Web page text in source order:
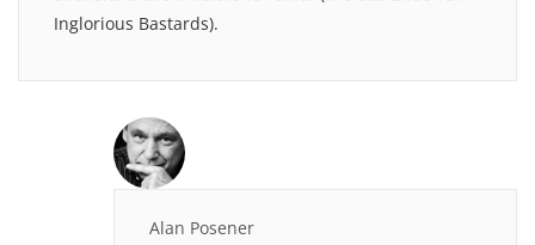
Inglorious Bastards).
Alan Posener